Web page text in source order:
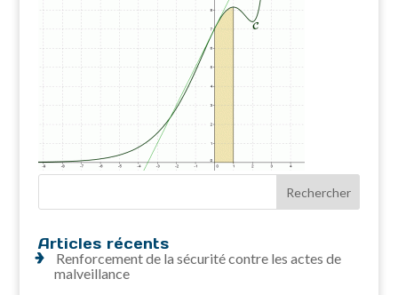
Articles récents
Renforcement de la sécurité contre les actes de
malveillance